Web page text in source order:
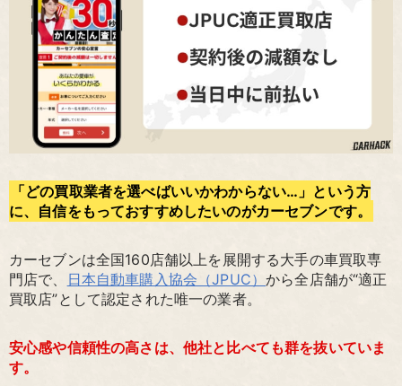
「どの買取業者を選べばいいかわからない…」という方
に、自信をもっておすすめしたいのがカーセブンです。
カーセブンは全国160店舗以上を展開する大手の車買取専
門店で、
日本自動車購入協会（JPUC）から全店舗が“適正
買取店”として認定された唯一の業者。
安心感や信頼性の高さは、他社と比べても群を抜いていま
す。